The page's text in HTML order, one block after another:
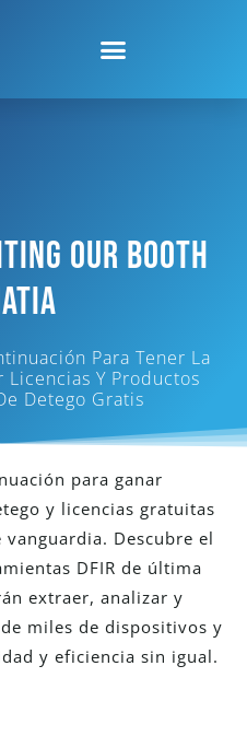
Our Booth
Para Tener La
Y Productos
Detego Gratis
para ganar
y licencias gratuitas
Descubre el
DFIR de última
extraer, analizar y
miles de dispositivos y
y eficiencia sin igual.